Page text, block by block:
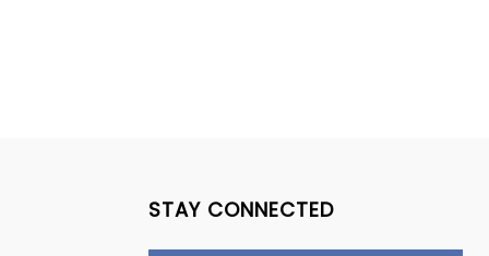
STAY CONNECTED